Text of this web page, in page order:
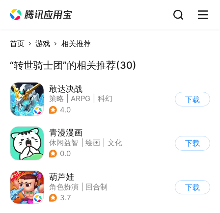
首页 游戏 相关推荐
“转世骑士团”的相关推荐(30)
敢达决战
策略 ARPG
科幻
| 敢达
4.0
下载
青漫漫画
休闲益智 绘画
文化
| 二次元
0.0
下载
葫芦娃
角色扮演
回合制
| 动漫改编
3.7
下载